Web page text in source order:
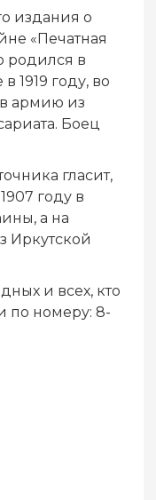
издания о
«Печатная
родился в
1919 году, во
армию из
Боец
гласит,
году в
а на
Иркутской
и всех, кто
по номеру: 8-